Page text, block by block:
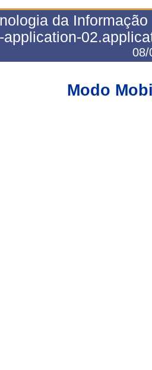
da
application-
08/
Modo